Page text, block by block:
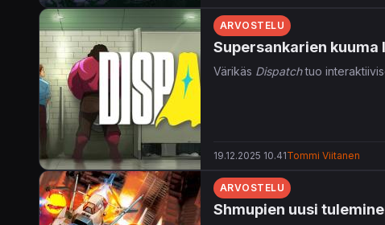
ARVOSTELU
Supersankarien kuuma
Värikäs Dispatchtuo
19.12.2025 10.41Tommi Viitanen
ARVOSTELU
Shmupien uusi